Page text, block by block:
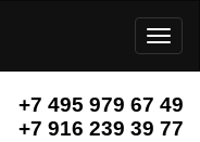
+7 495 979 67 49
+7 916 239 39 77